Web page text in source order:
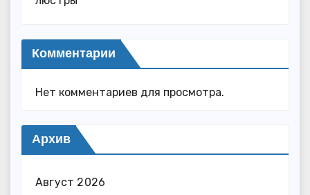
Комментарии
Нет комментариев для просмотра.
Архив
Август 2026